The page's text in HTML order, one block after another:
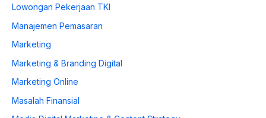
Lowongan Pekerjaan TKI
Manajemen Pemasaran
Marketing
Marketing & Branding Digital
Marketing Online
Masalah Finansial